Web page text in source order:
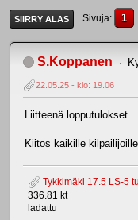
SIIRRY ALAS Sivuja 1
S.Koppanen
22.05.25 - klo: 19.06
Liitteenä lopputulokset.
Kiitos kaikille
Tykkimäki 17.5 LS-5
336.81 kt
ladattu